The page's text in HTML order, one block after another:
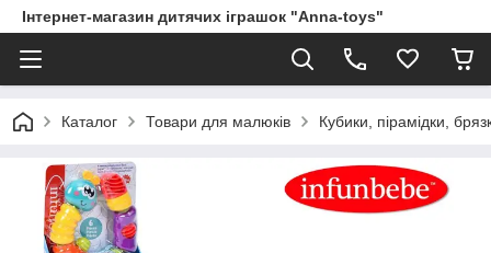
Інтернет-магазин дитячих іграшок "Anna-toys"
Каталог Товари для малюків Кубики, пірамідки,